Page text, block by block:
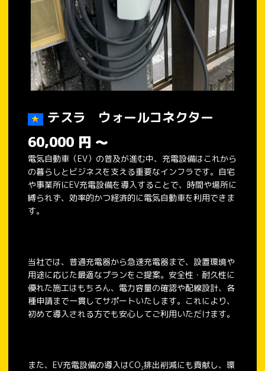
テスラ ウォールコネクター
60,000 円 ～
電気自動車（EV）の普及が進む中、充電設備はこれから
の暮らしとビジネスを支える重要なインフラです。自宅
や事業所にEV充電設備を導入することで、時間や場所に
縛られず、効率的かつ経済的に電気自動車を利用できま
す。
当社では、普通充電器から急速充電器まで、設置環境や
用途に応じた最適なプランをご提案。安全性・耐久性に
優れた施工はもちろん、電力容量の確認や配線設計、各
種申請まで一貫してサポートいたします。これにより、
初めて導入される方でも安心してご利用いただけます。
また、EV充電設備の導入はCO₂排出削減にも貢献し、環